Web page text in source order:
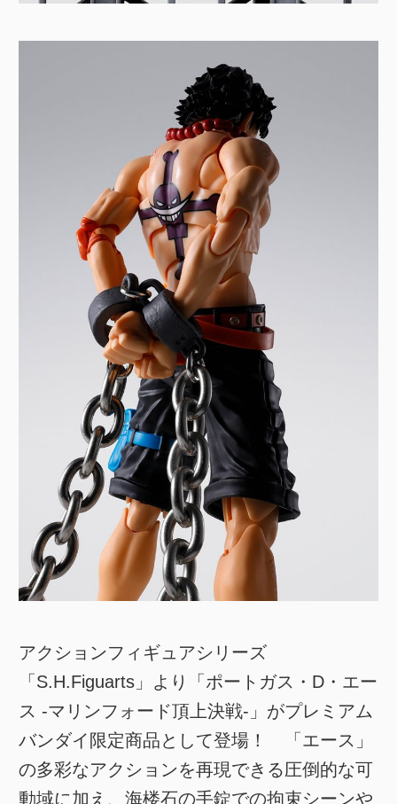
アクションフィギュアシリーズ
「S.H.Figuarts」より「ポートガス・D・エー
ス -マリンフォード頂上決戦-」がプレミアム
バンダイ限定商品として登場！ 「エース」
の多彩なアクションを再現できる圧倒的な可
動域に加え、海楼石の手錠での拘束シーンや